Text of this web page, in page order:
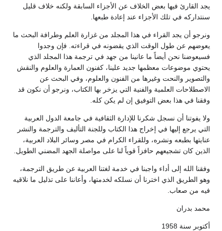
يجد القارئ فيها بعض الخلاف عن الأجزاء السابقة ولكنه خلاف قليل
سنتداركه في تلك الأجزاء عند إعادة طبعها.
ونرجو أن يجد القراء في هذا المجلد من غزارة العلم وطرافة البحث ما
يعوضهم عن طول الوقت الذي يقضونه في قراءته. فإن وجدوا
فسيعوضنا نحن أيضاً ما عانينا من جهد في ترجمة هذا المجلد الذي
يحتوي موضوعات معظمها جديد علينا، كفنون العمارة والعلوم والنقش
والتصوير والنحت وغيرها من الفنون والعلوم، وفي البحث عن
الاصطلاحات العلمية والفنية التي يزخر بها الكتاب، ونرجو أن نكون قد
وفقنا في هذا بعض التوفيق إن لم يكن كله.
ولا يفوتنا أن نسجل شكرنا للإدارة الثقافية في جامعة الدول العربية
التي يرجع إليها في إخراج هذا الكتاب وللجنة التأليف والترجمة والنشر
عنايتها بطبعه ونشره، وللقراء الكرام في مصر وسائر البلاد العربية،
الذين كان تشجيعهم حافزاً قوياً لنا على مواصلة الجهد المضني الطويل.
وفقنا الله إلى أداء واجبنا في خدمة لغتنا العربية عن طريق الترجمة،
وهو الطريق الذي اخترنا أن نسلكه لخدمتها، وأعاننا على تذليل ما نلاقيه
فيه من صعاب.
محمد بدران
أكتوبر سنة 1958